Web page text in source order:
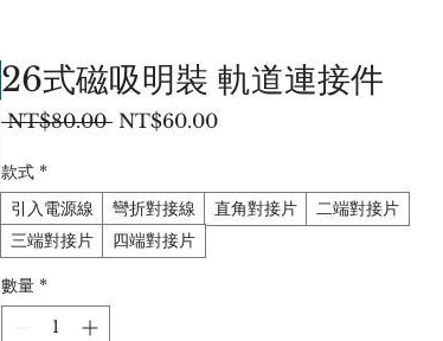
26式磁吸明裝 軌道連接件
NT$80.00 一
格
NT$60.00促
格
款式 *
引入電源線
彎折對接線 直角對接片
二端對接片
三端對接片
四端對接片
數量 *